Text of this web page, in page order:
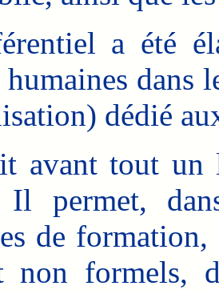
a été
humaines
dédié
tout un
Il permet,
de
non formels,